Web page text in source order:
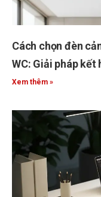
Cách chọn đèn
WC: Giải pháp kết
Xem thêm »